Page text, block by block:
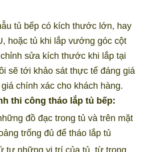
tủ bếp có kích thước lớn, hay
hoặc tủ khi lắp vướng góc cột
sửa kích thước khi lắp tại
sẽ tới khảo sát thực tế đáng giá
chính xác cho khách hàng.
thi công tháo lắp tủ bếp:
đồ đạc trong tủ và trên mặt
trống đủ để tháo lắp tủ